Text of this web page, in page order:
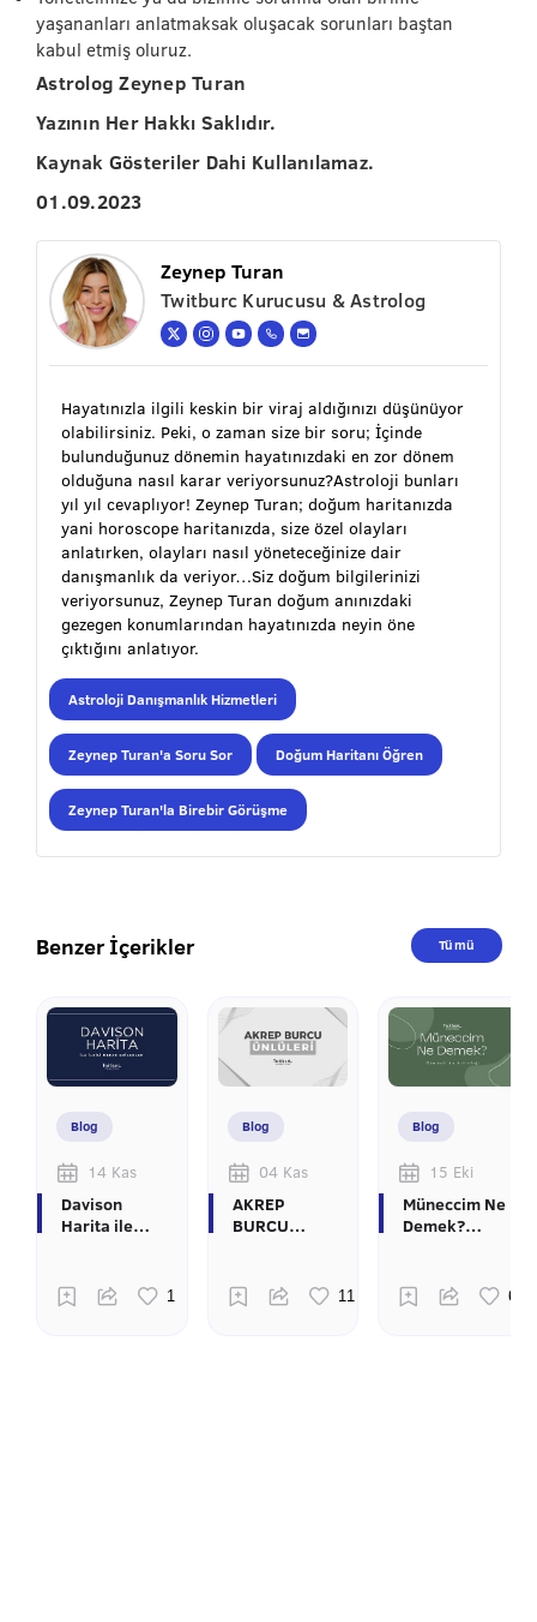
yaşananları anlatmaksak oluşacak sorunları baştan
kabul etmiş oluruz.
Astrolog Zeynep Turan
Yazının Her Hakkı Saklıdır.
Kaynak Gösteriler Dahi Kullanılamaz.
01.09.2023
Zeynep Turan
Twitburc Kurucusu & Astrolog
Hayatınızla ilgili keskin bir viraj aldığınızı düşünüyor
olabilirsiniz. Peki, o zaman size bir soru; İçinde
bulunduğunuz dönemin hayatınızdaki en zor dönem
olduğuna nasıl karar veriyorsunuz?Astroloji bunları
yıl yıl cevaplıyor! Zeynep Turan; doğum haritanızda
yani horoscope haritanızda, size özel olayları
anlatırken, olayları nasıl yöneteceğinize dair
danışmanlık da veriyor…Siz doğum bilgilerinizi
veriyorsunuz, Zeynep Turan doğum anınızdaki
gezegen konumlarından hayatınızda neyin öne
çıktığını anlatıyor.
Astroloji Danışmanlık Hizmetleri
Zeynep Turan'a Soru Sor Doğum Haritanı Öğren
Zeynep Turan'la Birebir Görüşme
Benzer İçerikler Tümü
Blog
14 Kas
Davison
Harita ile
Blog
04 Kas
AKREP
BURCU
Blog
15 Eki
Müneccim Ne
Demek?